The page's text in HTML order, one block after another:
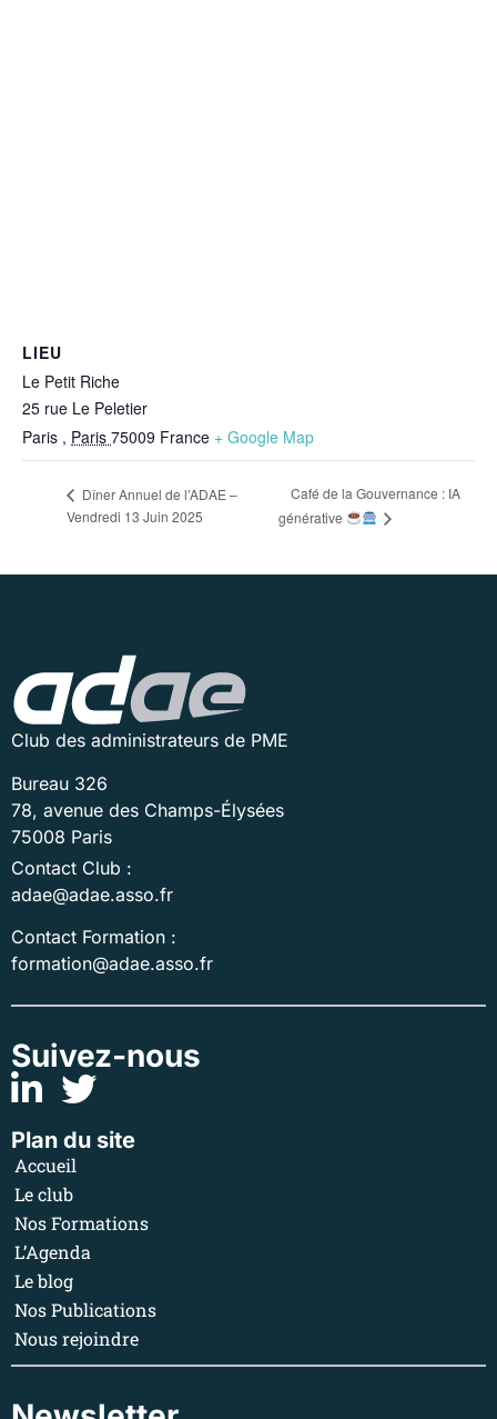
LIEU
Le Petit Riche
25 rue Le Peletier
Paris , Paris 75009 France + Google Map
Dîner Annuel de l’ADAE –
Vendredi 13 Juin 2025
Café de la Gouvernance : IA
générative
Club des administrateurs de PME
Bureau 326
78, avenue des Champs-Élysées
75008 Paris
Contact Club :
adae@adae.asso.fr
Contact Formation :
formation@adae.asso.fr
Suivez-nous
Plan du site
Accueil
Le club
Nos Formations
L’Agenda
Le blog
Nos Publications
Nous rejoindre